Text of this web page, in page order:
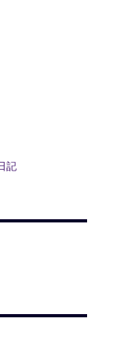
記